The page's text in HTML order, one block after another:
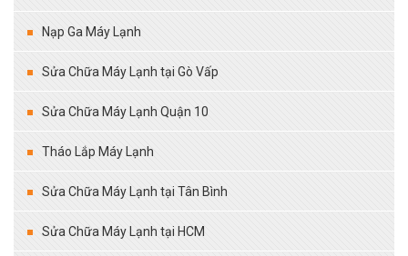
Nạp Ga Máy Lạnh
Sửa Chữa Máy Lạnh tại Gò Vấp
Sửa Chữa Máy Lạnh Quận 10
Tháo Lắp Máy Lạnh
Sửa Chữa Máy Lạnh tại Tân Bình
Sửa Chữa Máy Lạnh tại HCM